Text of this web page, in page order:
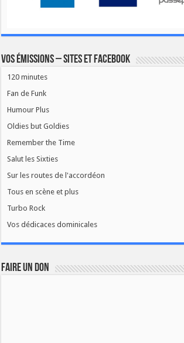
Vos émissions – Sites et Facebook
120 minutes
Fan de Funk
Humour Plus
Oldies but Goldies
Remember the Time
Salut les Sixties
Sur les routes de l'accordéon
Tous en scène et plus
Turbo Rock
Vos dédicaces dominicales
FAIRE UN DON